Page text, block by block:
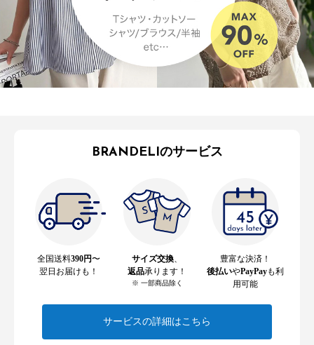
BRANDELIのサービス
全国送料390円〜
翌日お届けも！
サイズ交換
返品承ります！
※ 一部商品除く
豊富な決済！
後払いやPayPayも利
用可能
サービスの詳細はこちら